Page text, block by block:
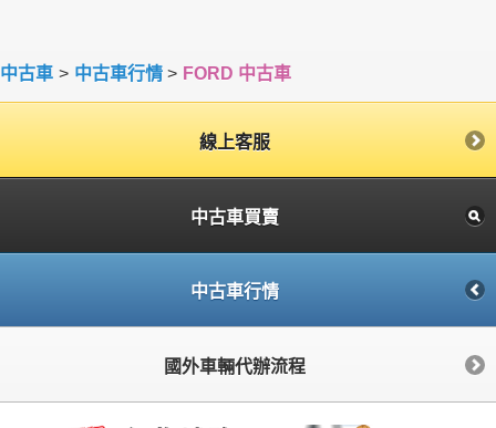
中古車 > 中古車行情 > FORD 中古車
線上客服
中古車買賣
中古車行情
國外車輛代辦流程